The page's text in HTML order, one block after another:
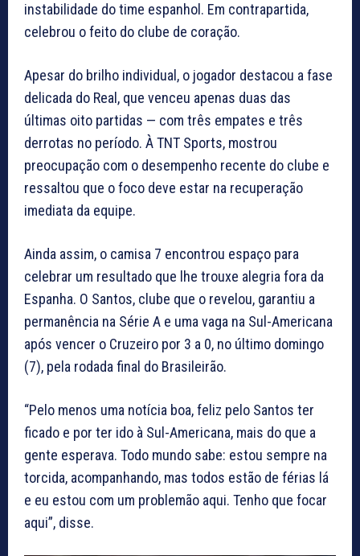
instabilidade do time espanhol. Em contrapartida,
celebrou o feito do clube de coração.
Apesar do brilho individual, o jogador destacou a fase
delicada do Real, que venceu apenas duas das
últimas oito partidas — com três empates e três
derrotas no período. À TNT Sports, mostrou
preocupação com o desempenho recente do clube e
ressaltou que o foco deve estar na recuperação
imediata da equipe.
Ainda assim, o camisa 7 encontrou espaço para
celebrar um resultado que lhe trouxe alegria fora da
Espanha. O Santos, clube que o revelou, garantiu a
permanência na Série A e uma vaga na Sul-Americana
após vencer o Cruzeiro por 3 a 0, no último domingo
(7), pela rodada final do Brasileirão.
“Pelo menos uma notícia boa, feliz pelo Santos ter
ficado e por ter ido à Sul-Americana, mais do que a
gente esperava. Todo mundo sabe: estou sempre na
torcida, acompanhando, mas todos estão de férias lá
e eu estou com um problemão aqui. Tenho que focar
aqui”, disse.